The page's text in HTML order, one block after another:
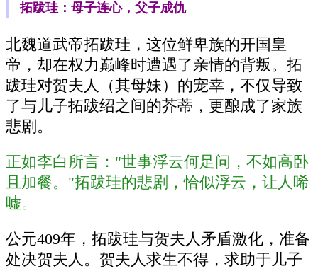
拓跋珪：母子连心，父子成仇
北魏道武帝拓跋珪，这位鲜卑族的开国皇
帝，却在权力巅峰时遭遇了亲情的背叛。拓
跋珪对贺夫人（其母妹）的宠幸，不仅导致
了与儿子拓跋绍之间的芥蒂，更酿成了家族
悲剧。
正如李白所言："世事浮云何足问，不如高卧
且加餐。"拓跋珪的悲剧，恰似浮云，让人唏
嘘。
公元409年，拓跋珪与贺夫人矛盾激化，准备
处决贺夫人。贺夫人求生不得，求助于儿子